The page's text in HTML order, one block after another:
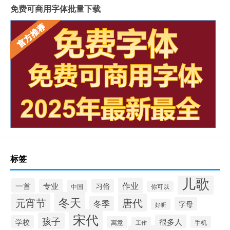
免费可商用字体批量下载
标签
一首 专业 中国 习俗 作业 你可以 儿歌
元宵节 冬天 冬季 唐代 好听
字母
学校
孩子 宋代 寓意 工作 很多人 手机